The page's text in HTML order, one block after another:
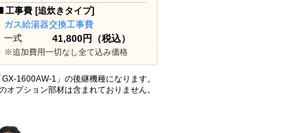
工事費 [追炊きタイプ]
ガス給湯器交換工事費
一式
41,800円（税込）
※追加費用一切なし全て込み価格
1600AW-1」の後継機種になります。
プション部材は含まれておりません。